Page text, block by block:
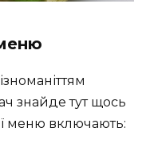
знайде тут щось
меню включають: